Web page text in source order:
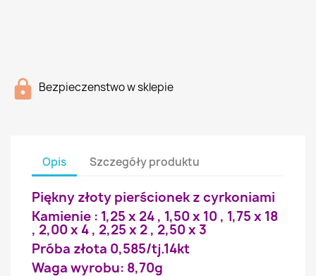
Bezpieczenstwo w sklepie
Opis Szczegóły produktu
Piękny złoty pierścionek z cyrkoniami
Kamienie : 1,25 x 24 , 1,50 x 10 , 1,75 x 18
, 2,00 x 4 , 2,25 x 2 , 2,50 x 3
Próba złota 0,585/tj.14kt
Waga wyrobu: 8,70g